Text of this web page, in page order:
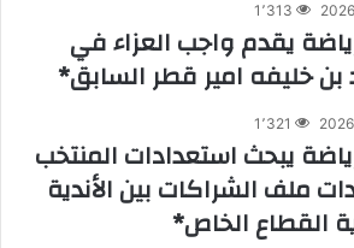
1٬313
يقدم واجب العزاء في
خليفه امير قطر السابق*
1٬321
يبحث استعدادات المنتخب
ملف الشراكات بين الأندية
القطاع الخاص*